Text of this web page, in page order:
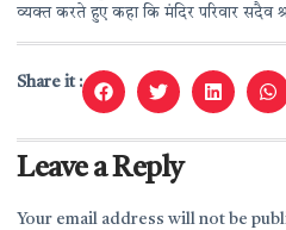
व्यक्त करते हुए कहा कि मंदिर परिवार सदैव
Share it :
Leave a Reply
Your email address will not be